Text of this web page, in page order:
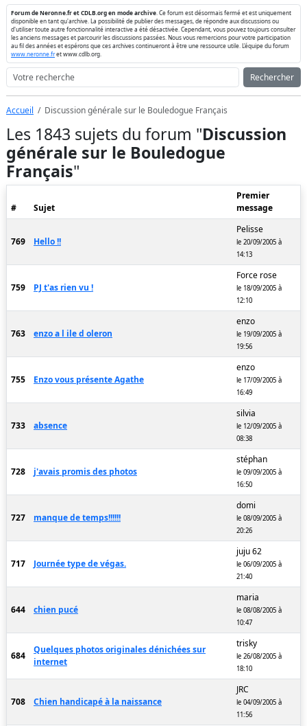
Forum de Neronne.fr et CDLB.org en mode archive . Ce forum est désormais fermé et est uniquement
disponible en tant qu'archive. La possibilité de publier des messages, de répondre aux discussions ou
d'utiliser toute autre fonctionnalité interactive a été désactivée. Cependant, vous pouvez toujours consulter
les anciens messages et parcourir les discussions passées. Nous vous remercions pour votre participation
au fil des années et espérons que ces archives continueront à être une ressource utile. L'équipe du forum
www.neronne.fret www.cdlb.org.
Rechercher
Accueil Discussion générale sur le Bouledogue Français
Les 1843 sujets du forum "Discussion
générale sur le Bouledogue
Français"
# Sujet
Premier
message
769 Hello !!
Pelisse
le 20/09/2005 à
14:13
759 PJ t'as rien vu !
Force rose
le 18/09/2005 à
12:10
763 enzo a l ile d oleron
enzo
le 19/09/2005 à
19:56
755 Enzo vous présente Agathe
enzo
le 17/09/2005 à
16:49
733 absence
silvia
le 12/09/2005 à
08:38
728 j'avais promis des photos
stéphan
le 09/09/2005 à
16:50
727 manque de temps!!!!!!
domi
le 08/09/2005 à
20:26
717 Journée type de végas.
juju 62
le 06/09/2005 à
21:40
644 chien pucé
maria
le 08/08/2005 à
10:47
684
Quelques photos originales dénichées sur
internet
trisky
le 26/08/2005 à
18:10
708 Chien handicapé à la naissance
JRC
le 04/09/2005 à
11:56